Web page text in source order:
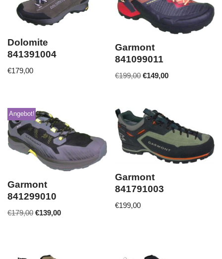
Dolomite
841391004
€179,00
Garmont
841099011
€199,00 €149,00
Angebot!
Garmont
841299010
€179,00 €139,00
Garmont
841791003
€199,00